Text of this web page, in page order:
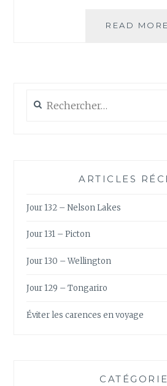
READ MORE
ARTICLES
Jour 132 – Nelson Lakes
Jour 131 – Picton
Jour 130 – Wellington
Jour 129 – Tongariro
Éviter les carences en voyage